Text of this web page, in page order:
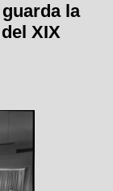
la
XIX